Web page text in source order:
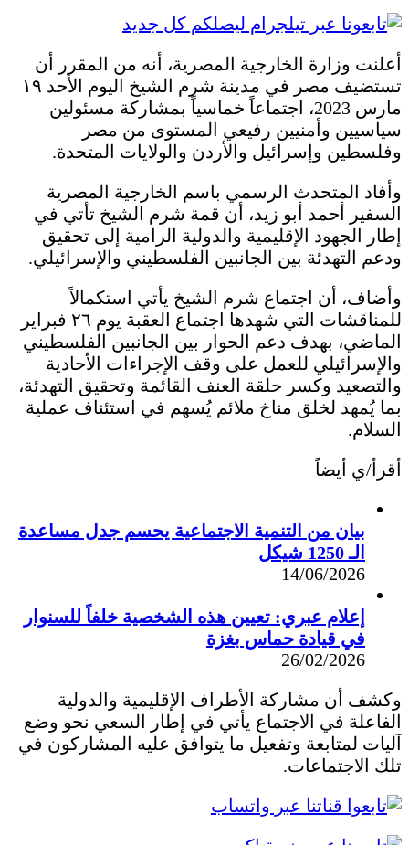
أعلنت وزارة الخارجية المصرية، أنه من المقرر أن
تستضيف مصر في مدينة شرم الشيخ اليوم الأحد ١٩
مارس 2023، اجتماعاً خماسياً بمشاركة مسئولين
سياسيين وأمنيين رفيعي المستوى من مصر
وفلسطين وإسرائيل والأردن والولايات المتحدة.
وأفاد المتحدث الرسمي باسم الخارجية المصرية
السفير أحمد أبو زيد، أن قمة شرم الشيخ تأتي في
إطار الجهود الإقليمية والدولية الرامية إلى تحقيق
ودعم التهدئة بين الجانبين الفلسطيني والإسرائيلي.
وأضاف، أن اجتماع شرم الشيخ يأتي استكمالاً
للمناقشات التي شهدها اجتماع العقبة يوم ٢٦ فبراير
الماضي، بهدف دعم الحوار بين الجانبين الفلسطيني
والإسرائيلي للعمل على وقف الإجراءات الأحادية
والتصعيد وكسر حلقة العنف القائمة وتحقيق التهدئة،
بما يُمهد لخلق مناخ ملائم يُسهم في استئناف عملية
السلام.
أقرأ/ي أيضاً
بيان من التنمية الاجتماعية يحسم جدل مساعدة
الـ 1250 شيكل
14/06/2026
إعلام عبري: تعيين هذه الشخصية خلفاً للسنوار
في قيادة حماس بغزة
26/02/2026
وكشف أن مشاركة الأطراف الإقليمية والدولية
الفاعلة في الاجتماع يأتي في إطار السعي نحو وضع
آليات لمتابعة وتفعيل ما يتوافق عليه المشاركون في
تلك الاجتماعات.